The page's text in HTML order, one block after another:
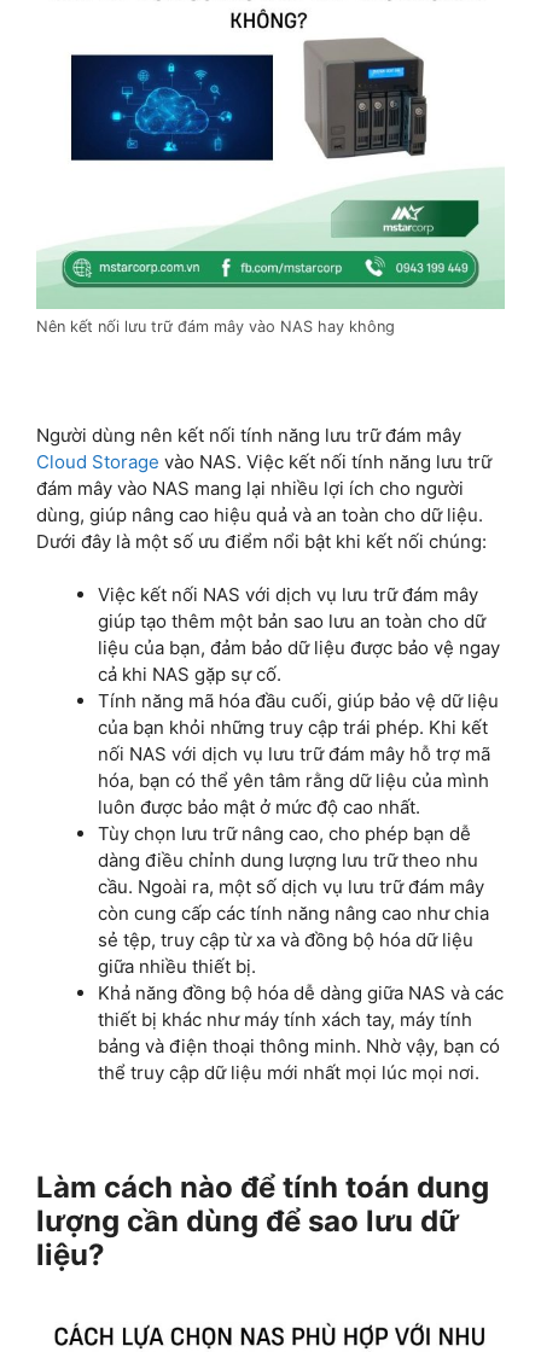
Nên kết nối lưu trữ đám mây vào NAS hay không
Người dùng nên kết nối tính năng lưu trữ đám mây
Cloud Storage vào NAS. Việc kết nối tính năng lưu trữ
đám mây vào NAS mang lại nhiều lợi ích cho người
dùng, giúp nâng cao hiệu quả và an toàn cho dữ liệu.
Dưới đây là một số ưu điểm nổi bật khi kết nối chúng:
Việc kết nối NAS với dịch vụ lưu trữ đám mây
giúp tạo thêm một bản sao lưu an toàn cho dữ
liệu của bạn, đảm bảo dữ liệu được bảo vệ ngay
cả khi NAS gặp sự cố.
Tính năng mã hóa đầu cuối, giúp bảo vệ dữ liệu
của bạn khỏi những truy cập trái phép. Khi kết
nối NAS với dịch vụ lưu trữ đám mây hỗ trợ mã
hóa, bạn có thể yên tâm rằng dữ liệu của mình
luôn được bảo mật ở mức độ cao nhất.
Tùy chọn lưu trữ nâng cao, cho phép bạn dễ
dàng điều chỉnh dung lượng lưu trữ theo nhu
cầu. Ngoài ra, một số dịch vụ lưu trữ đám mây
còn cung cấp các tính năng nâng cao như chia
sẻ tệp, truy cập từ xa và đồng bộ hóa dữ liệu
giữa nhiều thiết bị.
Khả năng đồng bộ hóa dễ dàng giữa NAS và các
thiết bị khác như máy tính xách tay, máy tính
bảng và điện thoại thông minh. Nhờ vậy, bạn có
thể truy cập dữ liệu mới nhất mọi lúc mọi nơi.
Làm cách nào để tính toán dung
lượng cần dùng để sao lưu dữ
liệu?